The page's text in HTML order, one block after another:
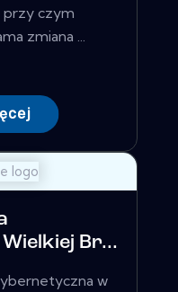
przy czym
zmiana ...
Br...
w